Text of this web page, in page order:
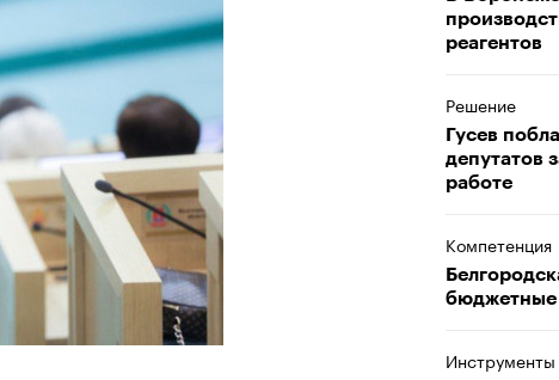
реагентов
Решение
Гусев
депутатов
работе
Компетенция
бюджетные
Инструменты